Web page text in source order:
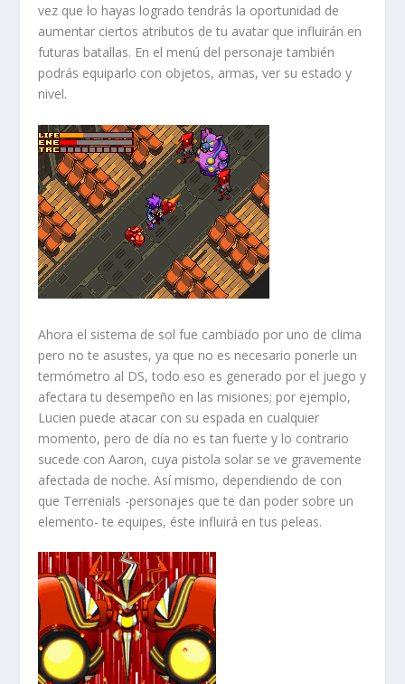
vez que lo hayas logrado tendrás la oportunidad de
aumentar ciertos atributos de tu avatar que influirán en
futuras batallas. En el menú del personaje también
podrás equiparlo con objetos, armas, ver su estado y
nivel.
Ahora el sistema de sol fue cambiado por uno de clima
pero no te asustes, ya que no es necesario ponerle un
termómetro al DS, todo eso es generado por el juego y
afectara tu desempeño en las misiones; por ejemplo,
Lucien puede atacar con su espada en cualquier
momento, pero de día no es tan fuerte y lo contrario
sucede con Aaron, cuya pistola solar se ve gravemente
afectada de noche. Así mismo, dependiendo de con
que Terrenials -personajes que te dan poder sobre un
elemento- te equipes, éste influirá en tus peleas.